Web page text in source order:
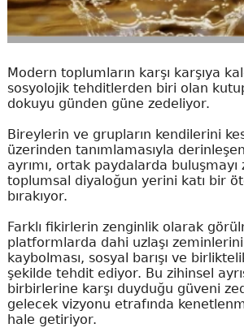
Modern toplumların karşı karşıya
sosyolojik tehditlerden biri olan
dokuyu günden güne zedeliyor.
Bireylerin ve grupların kendilerini
üzerinden tanımlamasıyla
ayrımı, ortak paydalarda buluşmayı
toplumsal diyaloğun yerini katı bir
bırakıyor.
Farklı fikirlerin zenginlik olarak
platformlarda dahi uzlaşı
kaybolması, sosyal barışı ve
şekilde tehdit ediyor. Bu zihinsel
birbirlerine karşı duyduğu güveni
gelecek vizyonu etrafında
hale getiriyor.